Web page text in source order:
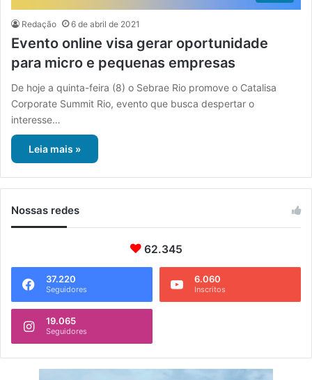
Redação 6 de abril de 2021
Evento online visa gerar oportunidade
para micro e pequenas empresas
De hoje a quinta-feira (8) o Sebrae Rio promove o Catalisa
Corporate Summit Rio, evento que busca despertar o
interesse…
Leia mais »
Nossas redes
62.345
37.220
Seguidores
6.060
Inscritos
19.065
Seguidores